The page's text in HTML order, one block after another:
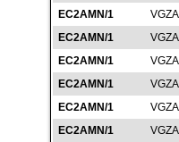
EC2AMN/1
EC2AMN/1
EC2AMN/1
EC2AMN/1
EC2AMN/1
EC2AMN/1